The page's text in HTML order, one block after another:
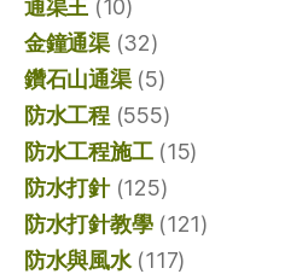
通渠王 (10)
金鐘通渠(32)
鑽石山通渠(5)
防水工程(555)
防水工程施工(15)
防水打針(125)
防水打針教學(121)
防水與風水(117)